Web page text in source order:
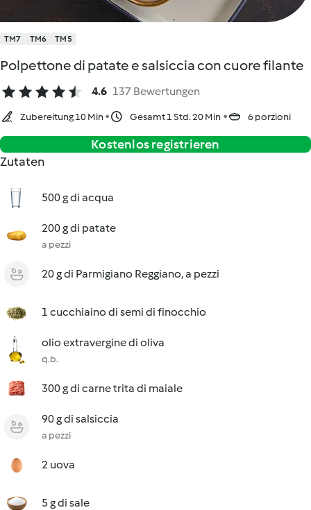
TM7 TM6 TM5
Polpettone di patate e salsiccia con cuore filante
4.6 137 Bewertungen
Zubereitung 10 Min Gesamt 1 Std. 20 Min 6 porzioni
Kostenlos registrieren
Zutaten
500 g di acqua
200 g di patate
a pezzi
20 g di Parmigiano Reggiano, a pezzi
1 cucchiaino di semi di finocchio
olio extravergine di oliva
q.b.
300 g di carne trita di maiale
90 g di salsiccia
a pezzi
2 uova
5 g di sale